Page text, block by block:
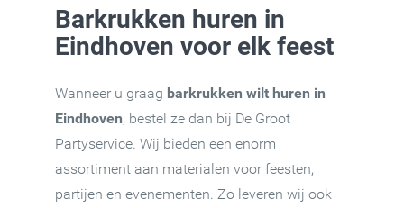
Barkrukken huren in
Eindhoven voor elk feest
Wanneer u graag barkrukken wilt huren in
Eindhoven, bestel ze dan bij De Groot
Partyservice. Wij bieden een enorm
assortiment aan materialen voor feesten,
partijen en evenementen. Zo leveren wij ook